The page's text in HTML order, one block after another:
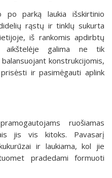
po parką laukia išskirtinio
rąstų ir tinklų sukurta
iš rankomis apdirbtų
aikštelėje galima ne tik
konstrukcijomis,
ir pasimėgauti aplink
ruošiamas
jis vis kitoks. Pavasarį
ir laukiama, kol jie
pradedami formuoti